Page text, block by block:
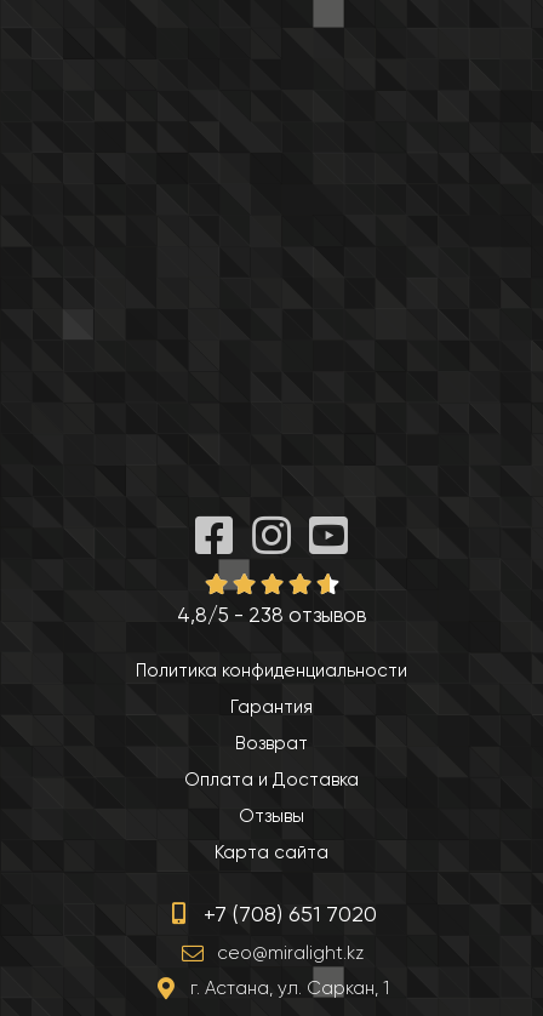
4,8/5 - 238 отзывов
Политика конфиденциальности
Гарантия
Возврат
Оплата и Доставка
Отзывы
Карта сайта
+7 (708) 651 7020
ceo@miralight.kz
г. Астана, ул. Саркан, 1